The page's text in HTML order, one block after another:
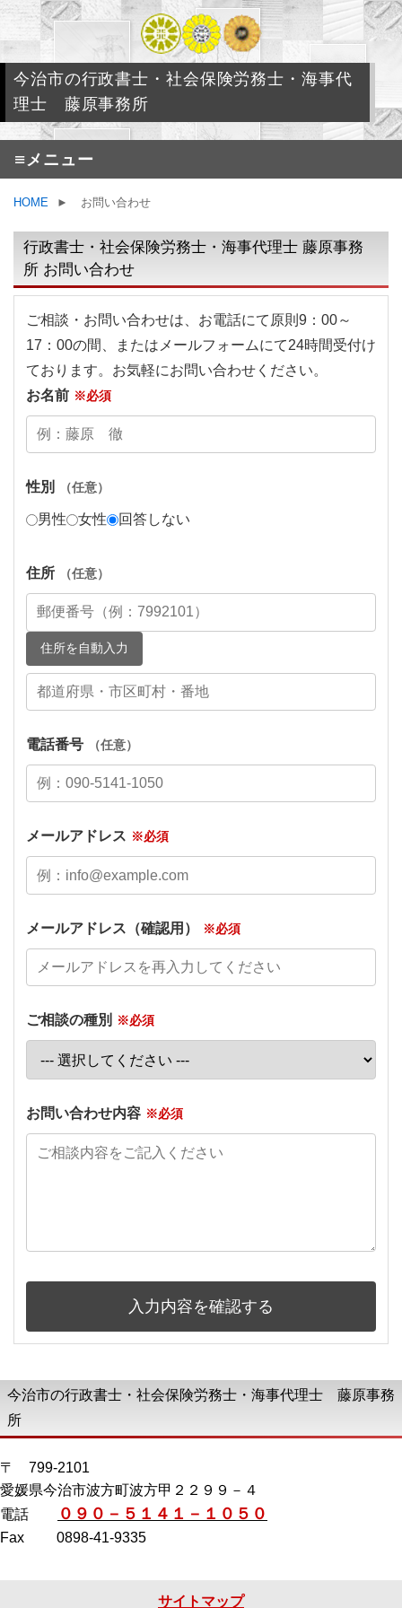
今治市の行政書士・社会保険労務士・海事代
理士 藤原事務所
≡ メニュー
HOME ► お問い合わせ
行政書士・社会保険労務士・海事代理士 藤原事務
所 お問い合わせ
ご相談・お問い合わせは、お電話にて原則9：00～
17：00の間、またはメールフォームにて24時間受付け
ております。お気軽にお問い合わせください。
お名前 ※必須
性別 （任意）
男性 女性 回答しない
住所 （任意）
住所を自動入力
電話番号 （任意）
メールアドレス ※必須
メールアドレス（確認用） ※必須
ご相談の種別 ※必須
お問い合わせ内容 ※必須
入力内容を確認する
今治市の行政書士・社会保険労務士・海事代理士 藤原事務
所
〒 799-2101
愛媛県今治市波方町波方甲２２９９－４
電話
０９０－５１４１－１０５０
Fax 0898-41-9335
サイトマップ